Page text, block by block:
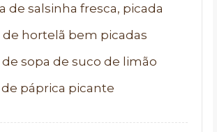
de salsinha fresca, picada
de hortelã bem picadas
de sopa de suco de limão
de páprica picante